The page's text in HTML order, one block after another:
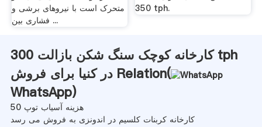
متحرک است با نیروهای برشی و
فشاری بین ...
350 tph.
کارخانه کوچک سنگ شکن بازالت 300 tph
در کنیا برای فروش Relation(
WhatsApp)
هزینه آسیاب توپ 50
کارخانه کربنات کلسیم در اندونزی به فروش می رسد